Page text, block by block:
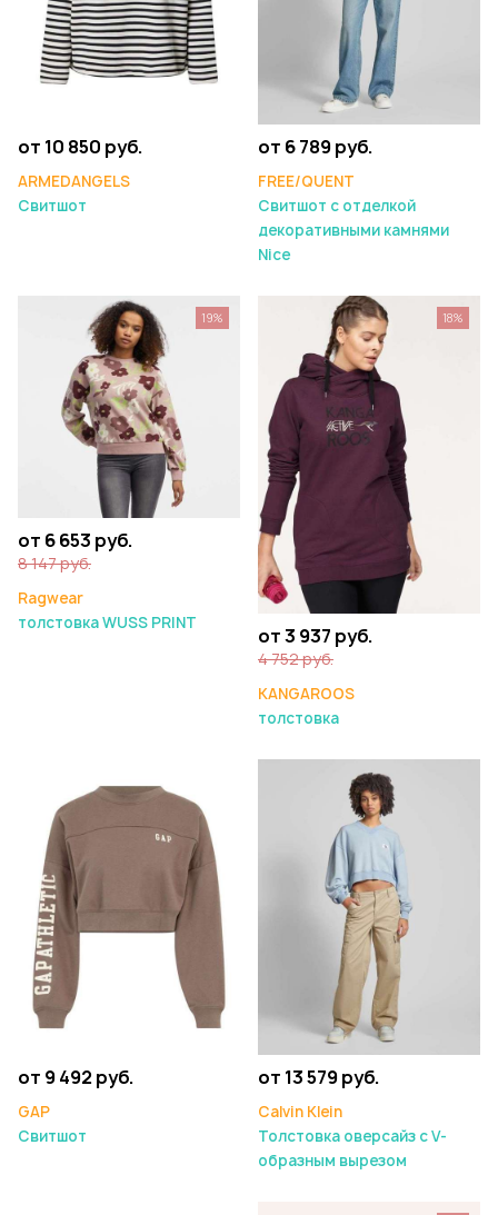
от 10 850 руб.
ARMEDANGELS
Свитшот
от 6 789 руб.
FREE/QUENT
Свитшот с отделкой
декоративными камнями
Nice
от 6 653 руб.
8 147 руб.
Ragwear
толстовка WUSS PRINT
19%
от 3 937 руб.
4 752 руб.
KANGAROOS
толстовка
18%
от 9 492 руб.
GAP
Свитшот
от 13 579 руб.
Calvin Klein
Толстовка оверсайз с V-
образным вырезом